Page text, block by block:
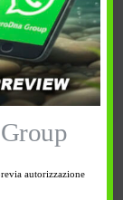
€
Acquista
PREFERITI
autorizzazione